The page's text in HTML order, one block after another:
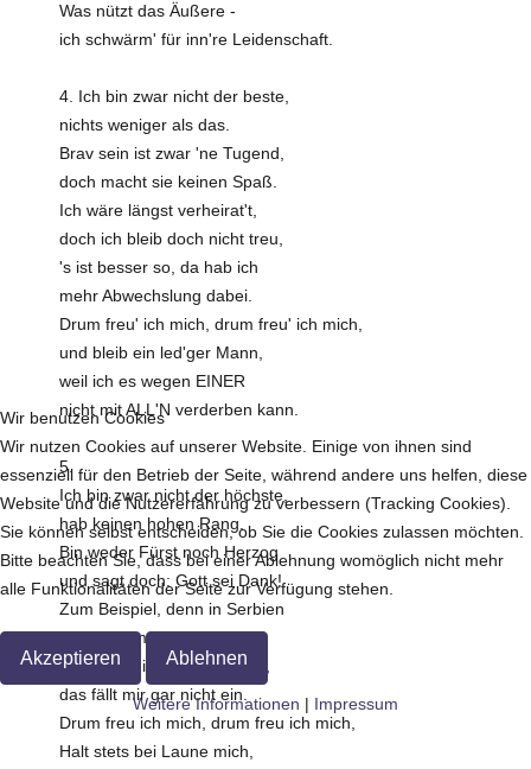
Was nützt das Äußere -
ich schwärm' für inn're Leidenschaft.
4. Ich bin zwar nicht der beste,
nichts weniger als das.
Brav sein ist zwar 'ne Tugend,
doch macht sie keinen Spaß.
Ich wäre längst verheirat't,
doch ich bleib doch nicht treu,
's ist besser so, da hab ich
mehr Abwechslung dabei.
Drum freu' ich mich, drum freu' ich mich,
und bleib ein led'ger Mann,
weil ich es wegen EINER
nicht mit ALL'N verderben kann.
5.
Ich bin zwar nicht der höchste,
hab keinen hohen Rang.
Bin weder Fürst noch Herzog
und sagt doch: Gott sei Dank!
Zum Beispiel, denn in Serbien
ich König müsste sein –
da müsste ich bald sterbien,
das fällt mir gar nicht ein.
Drum freu ich mich, drum freu ich mich,
Halt stets bei Laune mich,
Wir benutzen Cookies
Wir nutzen Cookies auf unserer Website. Einige von ihnen sind
essenziell für den Betrieb der Seite, während andere uns helfen, diese
Website und die Nutzererfahrung zu verbessern (Tracking Cookies).
Sie können selbst entscheiden, ob Sie die Cookies zulassen möchten.
Bitte beachten Sie, dass bei einer Ablehnung womöglich nicht mehr
alle Funktionalitäten der Seite zur Verfügung stehen.
Akzeptieren Ablehnen
Weitere Informationen | Impressum